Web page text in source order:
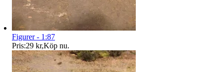
Figurer - 1:87
Pris:29 kr,Köp nu.